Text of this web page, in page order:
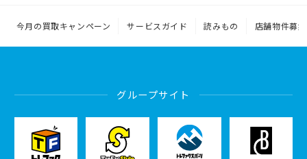
今月の買取キャンペーン サービスガイド 読みもの 店舗物件募集
グループサイト